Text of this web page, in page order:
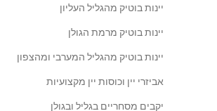
יינות בוטיק מהגליל העליון
יינות בוטיק מרמת הגולן
יינות בוטיק מהגליל המערבי ומהצפון
אביזרי יין וכוסות יין מקצועיות
יקבים מסחריים בגליל ובגולן